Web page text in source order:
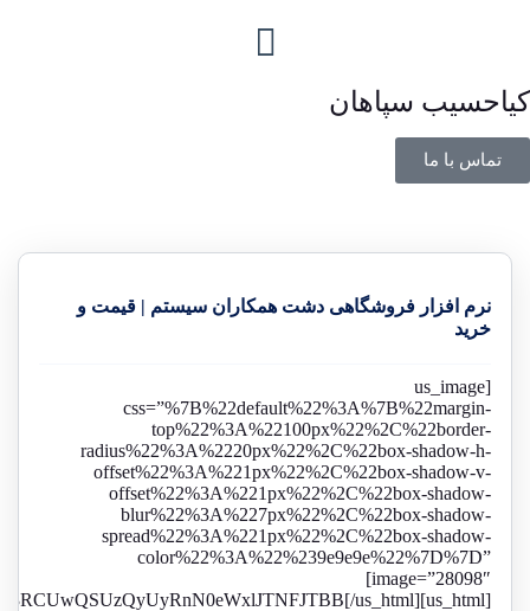
کیاحسیب سپاهان
تماس با ما
نرم افزار فروشگاهی دشت همکاران سیستم | قیمت و
خرید
[us_image
css=”%7B%22default%22%3A%7B%22margin-
top%22%3A%22100px%22%2C%22border-
radius%22%3A%2220px%22%2C%22box-shadow-h-
offset%22%3A%221px%22%2C%22box-shadow-v-
offset%22%3A%221px%22%2C%22box-shadow-
blur%22%3A%227px%22%2C%22box-shadow-
spread%22%3A%221px%22%2C%22box-shadow-
color%22%3A%22%239e9e9e%22%7D%7D”
image=”28098″]
[us_html]JTNDZGl2JTIwY2xhc3MlM0QlMjJmb3JtLXdyYXBwZXIlMjIlM0UlMEElMjAlMjAlM0NkaXYlMjBjbGFzcyUzRCUyMmZvcm0taGVhZGVyJTIyJTNFJUQ5JTgxJUQ4JUIxJUQ5JTg1JTIwJUQ4JUFGJUQ4JUIxJUQ4JUFFJUQ5JTg4JUQ4JUE3JUQ4JUIzJUQ4JUFBJTIwJUQ5JTg1JUQ4JUI0JUQ4JUE3JUQ5JTg4JUQ4JUIxJUQ5JTg3JTNDJTJGZGl2JTNFJTBBJTIwJTIwJTNDaWZyYW1lJTIwc3JjJTNEJTIyaHR0cHMlM0ElMkYlMkZjcm0ua2lhaGFzaWIuaXIlMkZmb3JtcyUyRnd0bCUyRjZkNGQ0NTE5MTFmM2ZjNGFhZjNhMGZlMmQ3ZWUzZDQ5JTIyJTBBJTIwJTIwJTIwJTIwJTIwJTIwJTIwJTIwJTIwJTIwd2lkdGglM0QlMjIxMDAlMjUlMjIlMjBoZWlnaHQlM0QlMjI0ODAlMjIlMjBmcmFtZWJvcmRlciUzRCUyMjAlMjIlMjBhbGxvd2Z1bGxzY3JlZW4lM0QlMjJhbGxvd2Z1bGxzY3JlZW4lMjIlM0UlMEElMjAlMjAlM0MlMkZpZnJhbWUlM0UlMEElM0MlMkZkaXYlM0UlMEElMEElM0NzdHlsZSUzRSUwQSUyMCUyMC5mb3JtLXdyYXBwZXIlMjAlN0IlMEElMjAlMjAlMjAlMjBtYXgtd2lkdGglM0ElMjA2MDBweCUzQiUwQSUyMCUyMCUyMCUyMHdpZHRoJTNBJTIwOTUlMjUlM0IlMEElMjAlMjAlMjAlMjBtYXJnaW4lM0ElMjAzMHB4JTIwYXV0byUzQiUwQSUyMCUyMCUyMCUyMGJhY2tncm91bmQtY29sb3IlM0ElMjAlMjNmZmZmZmYlM0IlMEElMjAlMjAlMjAlMjBib3JkZXItcmFkaXVzJTNBJTIwMTZweCUzQiUwQSUyMCUyMCUyMCUyMHBhZGRpbmclM0ElMjAwJTNCJTBBJTIwJTIwJTIwJTIwYm94LXNoYWRvdyUzQSUyMDAlMjA0cHglMjAxNnB4JTIwcmdiYSUyODE1OCUyQyUyMDE1OCUyQyUyMDE1OCUyQyUyMDAuNCUyOSUzQiUyMCUyRiUyQSUyMCVEOCVCMyVEOCVBNyVEQiU4QyVEOSU4NyUyMCVEOCVBRSVEOCVBNyVEQSVBOSVEOCVCMyVEOCVBQSVEOCVCMSVEQiU4QyUyMCUyQSUyRiUwQSUyMCUyMCUyMCUyMGRpcmVjdGlvbiUzQSUyMHJ0bCUzQiUwQSUyMCUyMCUyMCUyMGZvbnQtZmFtaWx5JTNBJTIwc2Fucy1zZXJpZiUzQiUwQSUyMCUyMCUyMCUyMG92ZXJmbG93JTNBJTIwaGlkZGVuJTNCJTBBJTIwJTIwJTdEJTBBJTBBJTIwJTIwLmZvcm0taGVhZGVyJTIwJTdCJTBBJTIwJTIwJTIwJTIwYmFja2dyb3VuZC1jb2xvciUzQSUyMCUyMzdlNTdjMiUzQiUyMCUyRiUyQSUyMCVEOCVBOCVEOSU4NiVEOSU4MSVEOCVCNCUyMCVEOCVBOCVEOCVCMSVEOSU4NiVEOCVBRiUyMCUyQSUyRiUwQSUyMCUyMCUyMCUyMGNvbG9yJTNBJTIwd2hpdGUlM0IlMEElMjAlMjAlMjAlMjB0ZXh0LWFsaWduJTNBJTIwY2VudGVyJTNCJTBBJTIwJTIwJTIwJTIwcGFkZGluZyUzQSUyMDEycHglM0IlMEElMjAlMjAlMjAlMjBmb250LXNpemUlM0ElMjAxOHB4JTNCJTBBJTIwJTIwJTIwJTIwZm9udC13ZWlnaHQlM0ElMjBib2xkJTNCJTBBJTIwJTIwJTdEJTBBJTBBJTIwJTIwLmZvcm0td3JhcHBlciUyMGlmcmFtZSUyMCU3QiUwQSUyMCUyMCUyMCUyMGJvcmRlciUzQSUyMG5vbmUlM0IlMEElMjAlMjAlMjAlMjBkaXNwbGF5JTNBJTIwYmxvY2slM0IlMEElMjAlMjAlMjAlMjBib3JkZXItcmFkaXVzJTNBJTIwMCUyMDAlMjAxNnB4JTIwMTZweCUzQiUwQSUyMCUyMCU3RCUwQSUzQyUyRnN0eWxlJTNFJTBB[/us_html]